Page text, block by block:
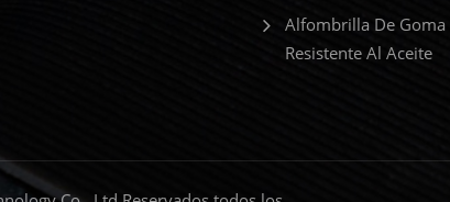
Alfombrilla De Goma
Resistente Al Aceite